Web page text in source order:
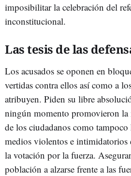
imposibilitar la celebración del
inconstitucional.
Las tesis de las
Los acusados se oponen en
vertidas contra ellos así como a
atribuyen. Piden su libre
ningún momento promovieron la
de los ciudadanos como
medios violentos e
la votación por la fuerza.
población a alzarse frente a las